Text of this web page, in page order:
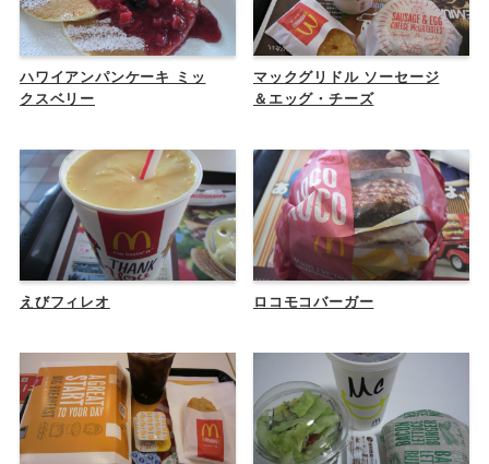
ハワイアンパンケーキ ミッ
クスベリー
マックグリドル ソーセージ
＆エッグ・チーズ
えびフィレオ ロコモコバーガー